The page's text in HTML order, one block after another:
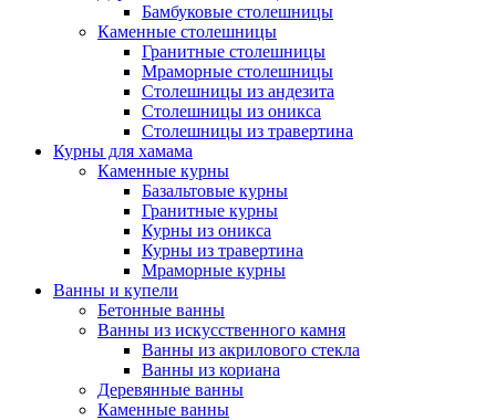
Бамбуковые столешницы
Каменные столешницы
Гранитные столешницы
Мраморные столешницы
Столешницы из андезита
Столешницы из оникса
Столешницы из травертина
Курны для хамама
Каменные курны
Базальтовые курны
Гранитные курны
Курны из оникса
Курны из травертина
Мраморные курны
Ванны и купели
Бетонные ванны
Ванны из искусственного камня
Ванны из акрилового стекла
Ванны из кориана
Деревянные ванны
Каменные ванны